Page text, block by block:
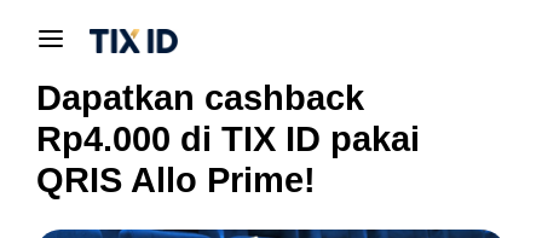
Dapatkan cashback
Rp4.000 di TIX ID pakai
QRIS Allo Prime!